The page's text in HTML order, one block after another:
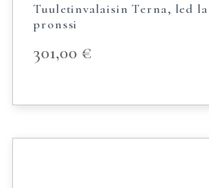
Tuuletinvalaisin Terna, led
pronssi
301,00 €